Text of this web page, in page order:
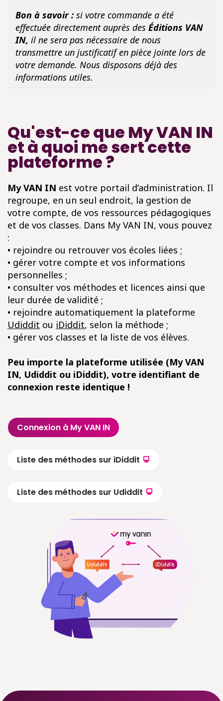
Bon à savoir : si votre commande a été
effectuée directement auprès des Éditions VAN
IN, il ne sera pas nécessaire de nous
transmettre un justificatif en pièce jointe lors de
votre demande. Nous disposons déjà des
informations utiles.
Qu'est-ce que My VAN IN
et à quoi me sert cette
plateforme ?
My VAN IN est votre portail d’administration. Il
regroupe, en un seul endroit, la gestion de
votre compte, de vos ressources pédagogiques
et de vos classes. Dans My VAN IN, vous pouvez
:
• rejoindre ou retrouver vos écoles liées ;
• gérer votre compte et vos informations
personnelles ;
• consulter vos méthodes et licences ainsi que
leur durée de validité ;
• rejoindre automatiquement la plateforme
Udiddit ou iDiddit, selon la méthode ;
• gérer vos classes et la liste de vos élèves.
Peu importe la plateforme utilisée (My VAN
IN, Udiddit ou iDiddit), votre identifiant de
connexion reste identique !
Connexion à My VAN IN
Liste des méthodes sur iDiddit
Liste des méthodes sur Udiddit